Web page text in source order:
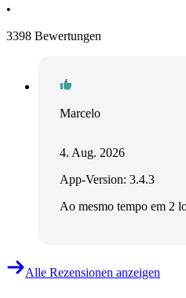
•
3398 Bewertungen
Marcelo
4. Aug. 2026
App-Version: 3.4.3
Ao mesmo tempo em 2
Alle Rezensionen anzeigen